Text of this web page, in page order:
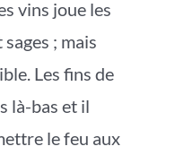
vins joue les
; mais
Les fins de
là-bas et il
le feu aux